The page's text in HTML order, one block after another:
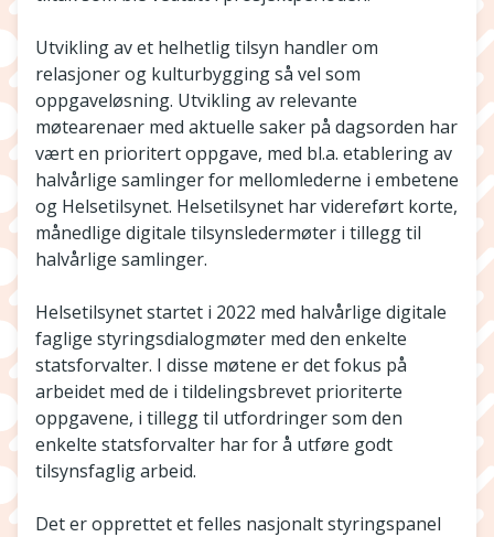
Utvikling av et helhetlig tilsyn handler om
relasjoner og kulturbygging så vel som
oppgaveløsning. Utvikling av relevante
møtearenaer med aktuelle saker på dagsorden har
vært en prioritert oppgave, med bl.a. etablering av
halvårlige samlinger for mellomlederne i embetene
og Helsetilsynet. Helsetilsynet har videreført korte,
månedlige digitale tilsynsledermøter i tillegg til
halvårlige samlinger.
Helsetilsynet startet i 2022 med halvårlige digitale
faglige styringsdialogmøter med den enkelte
statsforvalter. I disse møtene er det fokus på
arbeidet med de i tildelingsbrevet prioriterte
oppgavene, i tillegg til utfordringer som den
enkelte statsforvalter har for å utføre godt
tilsynsfaglig arbeid.
Det er opprettet et felles nasjonalt styringspanel